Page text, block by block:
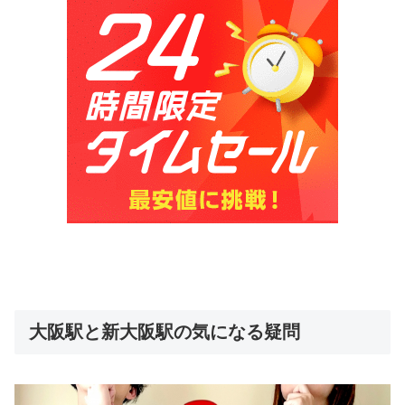
大阪駅と新大阪駅の気になる疑問